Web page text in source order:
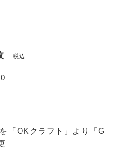
税込
「OKクラフト」より「G